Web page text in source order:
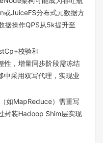
或JuiceFS分布式元数据方
据操作QPS从5k提升至
校验和
性，增量同步阶段需冻结
中采用双写代理，实现业
如MapReduce）需重写
封装Hadoop Shim层实现